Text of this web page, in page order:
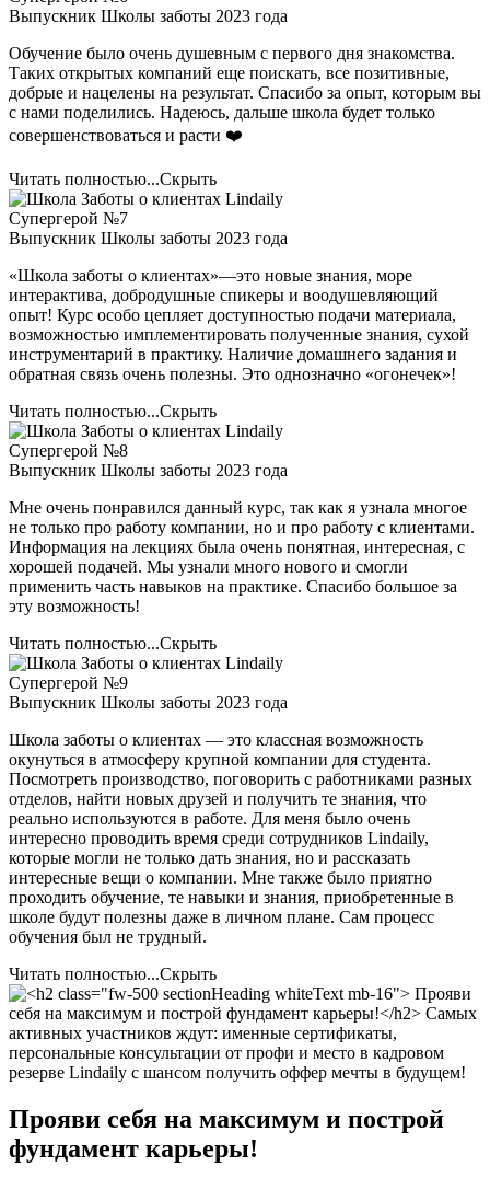
Выпускник Школы заботы 2023 года
Обучение было очень душевным с первого дня знакомства.
Таких открытых компаний еще поискать, все позитивные,
добрые и нацелены на результат. Спасибо за опыт, которым вы
с нами поделились. Надеюсь, дальше школа будет только
совершенствоваться и расти ❤️
Читать полностью...Скрыть
Супергерой №7
Выпускник Школы заботы 2023 года
«Школа заботы о клиентах»—это новые знания, море
интерактива, добродушные спикеры и воодушевляющий
опыт! Курс особо цепляет доступностью подачи материала,
возможностью имплементировать полученные знания, сухой
инструментарий в практику. Наличие домашнего задания и
обратная связь очень полезны. Это однозначно «огонечек»!
Читать полностью...Скрыть
Супергерой №8
Выпускник Школы заботы 2023 года
Мне очень понравился данный курс, так как я узнала многое
не только про работу компании, но и про работу с клиентами.
Информация на лекциях была очень понятная, интересная, с
хорошей подачей. Мы узнали много нового и смогли
применить часть навыков на практике. Спасибо большое за
эту возможность!
Читать полностью...Скрыть
Супергерой №9
Выпускник Школы заботы 2023 года
Школа заботы о клиентах — это классная возможность
окунуться в атмосферу крупной компании для студента.
Посмотреть производство, поговорить с работниками разных
отделов, найти новых друзей и получить те знания, что
реально используются в работе. Для меня было очень
интересно проводить время среди сотрудников Lindaily,
которые могли не только дать знания, но и рассказать
интересные вещи о компании. Мне также было приятно
проходить обучение, те навыки и знания, приобретенные в
школе будут полезны даже в личном плане. Сам процесс
обучения был не трудный.
Читать полностью...Скрыть
Прояви себя на максимум и построй
фундамент карьеры!